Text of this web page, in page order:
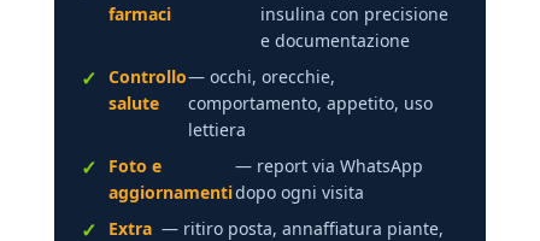
farmaci
insulina con precisione
e documentazione
Controllo
salute
— occhi, orecchie,
comportamento, appetito, uso
lettiera
Foto e
aggiornamenti
— report via WhatsApp
dopo ogni visita
Extra — ritiro posta, annaffiatura piante,